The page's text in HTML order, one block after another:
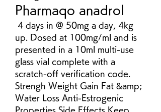
Pharmaqo anadrol
up. Dosed at 100mg/ml and is
presented in a 10ml multi-use
glass vial complete with a
scratch-off verification code.
Strengh Weight Gain Fat &amp;
Water Loss Anti-Estrogenic
Properties Side Effects Keep